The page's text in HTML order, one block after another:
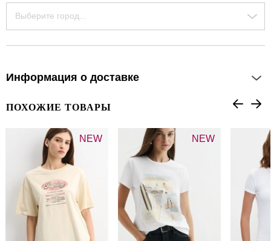
Выберите город...
Информация о доставке
ПОХОЖИЕ ТОВАРЫ
NEW NEW